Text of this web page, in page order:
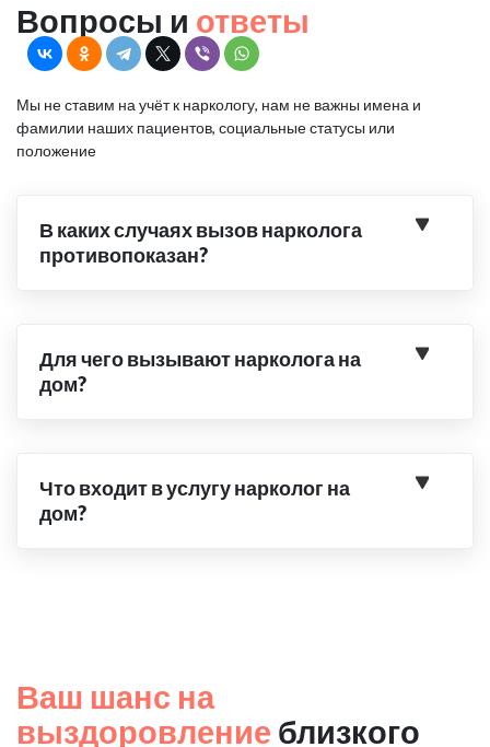
Вопросы и ответы
Мы не ставим на учёт к наркологу, нам не важны имена и
фамилии наших пациентов, социальные статусы или
положение
В каких случаях вызов нарколога
противопоказан?
Для чего вызывают нарколога на
дом?
Что входит в услугу нарколог на
дом?
Ваш шанс на
выздоровление близкого